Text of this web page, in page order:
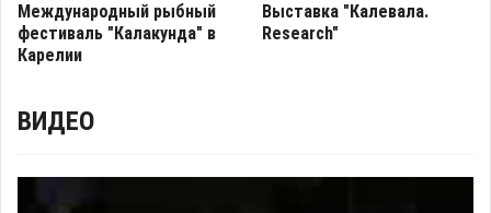
Международный рыбный
фестиваль "Калакунда" в
Карелии
Выставка "Калевала.
Research"
ВИДЕО